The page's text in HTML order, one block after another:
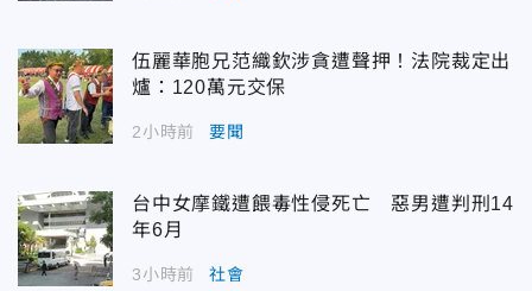
伍麗華胞兄范織欽涉貪遭聲押！法院裁定出
爐：120萬元交保
2小時前 要聞
台中女摩鐵遭餵毒性侵死亡 惡男遭判刑14
年6月
3小時前 社會